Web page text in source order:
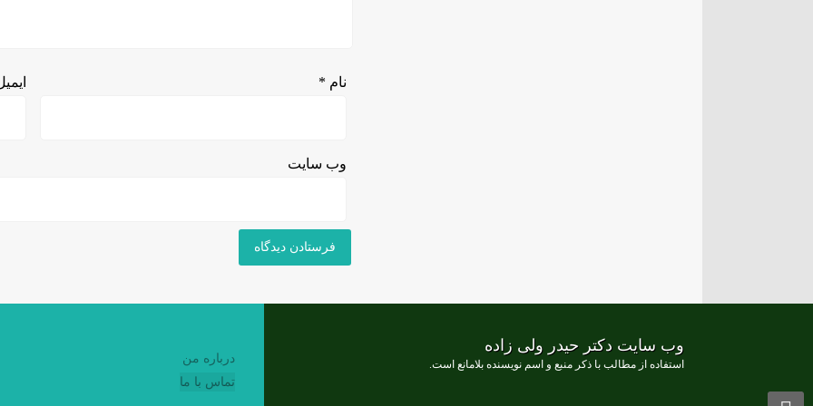
نام *
وب‌ سایت
وب سایت دکتر حیدر ولی زاده
استفاده از مطالب با ذکر منبع و اسم نویسنده بلامانع است.
درباره من
تماس با ما